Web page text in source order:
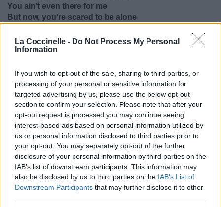
La Coccinelle - Do Not Process My Personal
Information
If you wish to opt-out of the sale, sharing to third parties, or
processing of your personal or sensitive information for
targeted advertising by us, please use the below opt-out
section to confirm your selection. Please note that after your
opt-out request is processed you may continue seeing
interest-based ads based on personal information utilized by
us or personal information disclosed to third parties prior to
your opt-out. You may separately opt-out of the further
disclosure of your personal information by third parties on the
IAB’s list of downstream participants. This information may
also be disclosed by us to third parties on the IAB’s List of
Downstream Participants that may further disclose it to other
You ain't even there for me
But now, you're scared to be alone
Now you scared to be alone
Maintenant j'ai à peine besoin de toi (j'ai à peine besoin de
Fais ce que tu peux et reste seul
Je dois lui dire, "Repose en paix"
Je parie que tu pensais que j'allais mourir seule
Ça n'a pas de sens
Mais je garde la tête haute seule
Tu n'es même pas là pour moi
Mais maintenant tu as peur d'être seul
Seul
Maintenant tu as peur d'être seul